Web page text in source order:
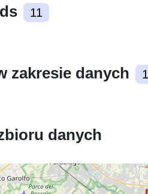
11
zakresie danych 1
danych